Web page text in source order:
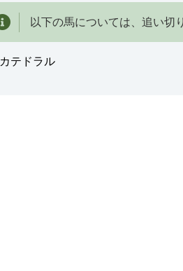
以下の馬については、追い切
カテドラル